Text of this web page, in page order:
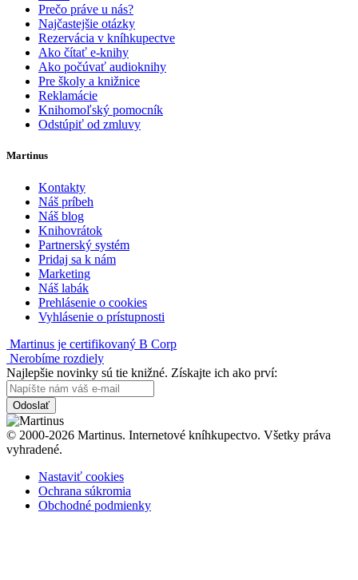
Prečo práve u nás?
Najčastejšie otázky
Rezervácia v kníhkupectve
Ako čítať e-knihy
Ako počúvať audioknihy
Pre školy a knižnice
Reklamácie
Knihomoľský pomocník
Odstúpiť od zmluvy
Martinus
Kontakty
Náš príbeh
Náš blog
Knihovrátok
Partnerský systém
Pridaj sa k nám
Marketing
Náš labák
Prehlásenie o cookies
Vyhlásenie o prístupnosti
Martinus je certifikovaný B Corp
Nerobíme rozdiely
Najlepšie novinky sú tie knižné. Získajte ich ako prví:
Odoslať
© 2000-2026 Martinus. Internetové kníhkupectvo. Všetky práva
vyhradené.
Nastaviť cookies
Ochrana súkromia
Obchodné podmienky